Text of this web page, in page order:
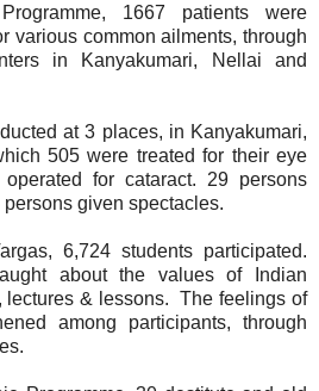
1667 patients were
various common ailments, through
in Kanyakumari, Nellai and
at 3 places, in Kanyakumari,
505 were treated for their eye
for cataract. 29 persons
given spectacles.
6,724 students participated.
about the values of Indian
lectures & lessons. The feelings of
among participants, through